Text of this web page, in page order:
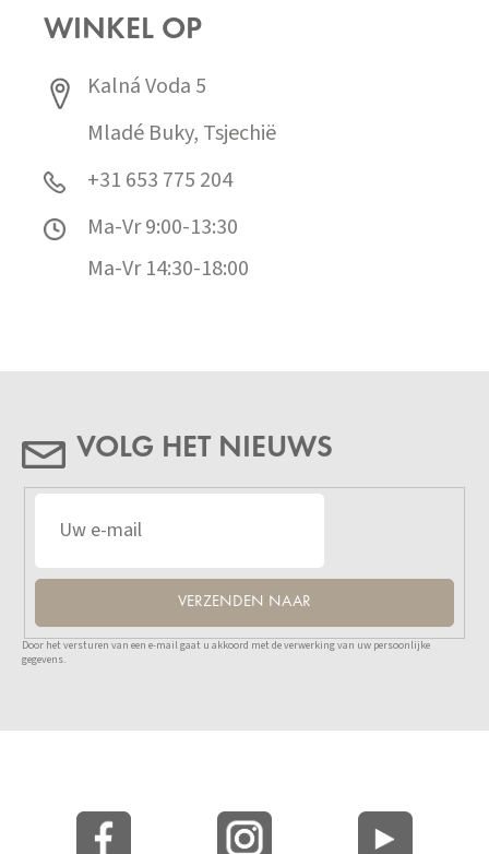
WINKEL OP
Kalná Voda 5
Mladé Buky, Tsjechië
+31 653 775 204
Ma-Vr 9:00-13:30
Ma-Vr 14:30-18:00
VOLG HET NIEUWS
VERZENDEN NAAR
Door het versturen van een e-mail gaat u akkoord met de verwerking van uw persoonlijke
gegevens.